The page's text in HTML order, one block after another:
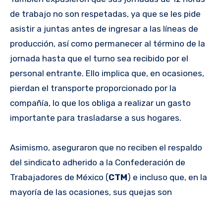
de trabajo no son respetadas, ya que se les pide
asistir a juntas antes de ingresar a las líneas de
producción, así como permanecer al término de la
jornada hasta que el turno sea recibido por el
personal entrante. Ello implica que, en ocasiones,
pierdan el transporte proporcionado por la
compañía, lo que los obliga a realizar un gasto
importante para trasladarse a sus hogares.
Asimismo, aseguraron que no reciben el respaldo
del sindicato adherido a la Confederación de
Trabajadores de México (CTM) e incluso que, en la
mayoría de las ocasiones, sus quejas son